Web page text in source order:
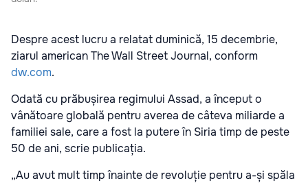
Despre acest lucru a relatat duminică, 15 decembrie,
ziarul american The Wall Street Journal, conform
dw.com.
Odată cu prăbușirea regimului Assad, a început o
vânătoare globală pentru averea de câteva miliarde a
familiei sale, care a fost la putere în Siria timp de peste
50 de ani, scrie publicația.
„Au avut mult timp înainte de revoluție pentru a-și spăla